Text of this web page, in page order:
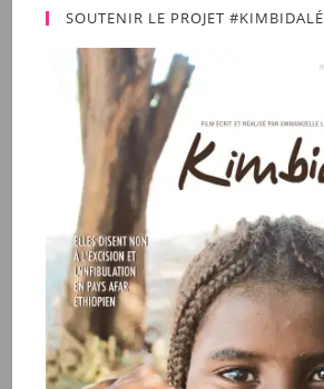
SOUTENIR LE PROJET #KIMBIDALÉ